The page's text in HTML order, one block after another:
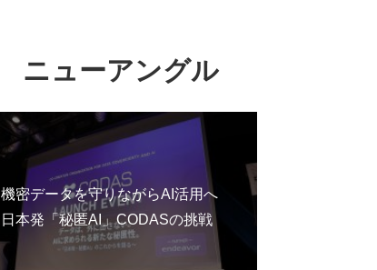
ニューアングル
機密データを守りながらAI活用へ
日本発「秘匿AI」CODASの挑戦